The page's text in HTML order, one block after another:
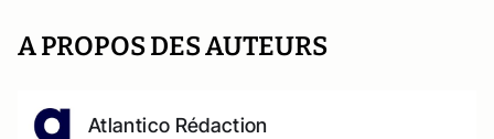
A PROPOS DES AUTEURS
Atlantico Rédaction